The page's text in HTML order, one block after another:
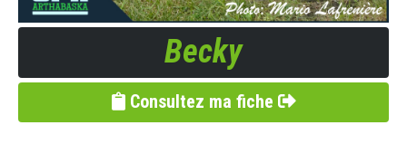
Becky
Consultez ma fiche